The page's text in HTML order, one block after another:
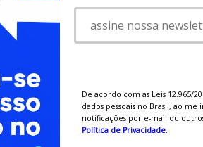
De acordo com as Leis 12.965/
dados pessoais no Brasil, ao
notificações por e-mail ou
Política de Privacidade.